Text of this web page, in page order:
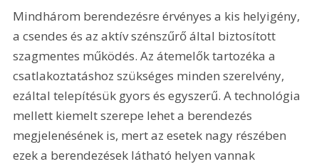
Mindhárom berendezésre érvényes a kis helyigény,
a csendes és az aktív szénszűrő által biztosított
szagmentes működés. Az átemelők tartozéka a
csatlakoztatáshoz szükséges minden szerelvény,
ezáltal telepítésük gyors és egyszerű. A technológia
mellett kiemelt szerepe lehet a berendezés
megjelenésének is, mert az esetek nagy részében
ezek a berendezések látható helyen vannak